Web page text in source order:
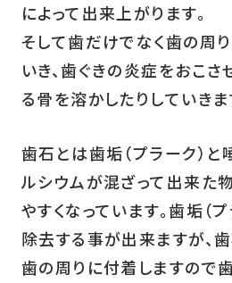
によって出来上がります。
そして歯だけでなく歯の周
いき、歯ぐきの炎症をおこさ
る骨を溶かしたりしていきま
歯石とは歯垢（プラーク）
ルシウムが混ざって出来た
やすくなっています。歯垢（
除去する事が出来ますが、
歯の周りに付着しますので